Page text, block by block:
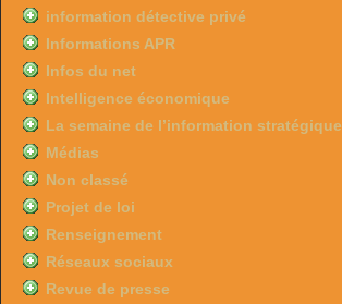
information détective privé
Informations APR
Infos du net
Intelligence économique
La semaine de l’information stratégique
Médias
Non classé
Projet de loi
Renseignement
Réseaux sociaux
Revue de presse